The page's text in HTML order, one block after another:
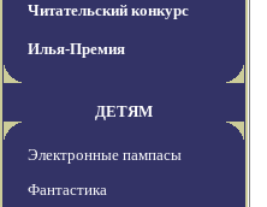
Читательский конкурс
Илья-Премия
ДЕТЯМ
Электронные пампасы
Фантастика